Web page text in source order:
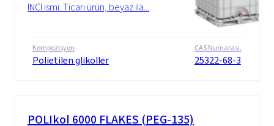
INCI ismi. Ticari ürün, beyaz ila...
Kompozisyon
Polietilen glikoller
CAS Numarası.
25322-68-3
POLIkol 6000 FLAKES (PEG-135)